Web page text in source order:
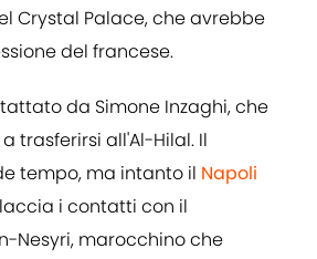
Crystal Palace, che avrebbe
del francese.
da Simone Inzaghi, che
trasferirsi all'Al-Hilal. Il
tempo, ma intanto il Napoli
i contatti con il
Nesyri, marocchino che